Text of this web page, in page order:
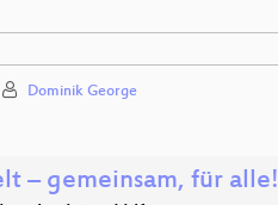
Dominik George
– gemeinsam, für alle!